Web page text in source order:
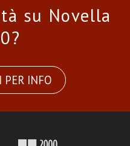
su Novella
PER INFO